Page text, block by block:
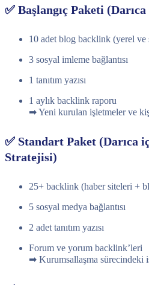
✅ Başlangıç Paketi
10 adet blog backlink (yerel ve
3 sosyal imleme bağlantısı
1 tanıtım yazısı
1 aylık backlink raporu
➡ Yeni kurulan işletmeler ve
✅ Standart Paket (Darıca
Stratejisi)
25+ backlink (haber siteleri +
5 sosyal medya bağlantısı
2 adet tanıtım yazısı
Forum ve yorum backlink’leri
➡ Kurumsallaşma sürecindeki